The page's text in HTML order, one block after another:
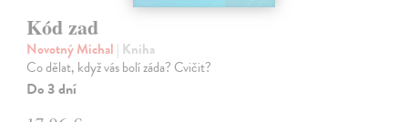
Kód zad
Novotný Michal | Kniha
Co dělat, když vás bolí záda? Cvičit?
Do 3 dní